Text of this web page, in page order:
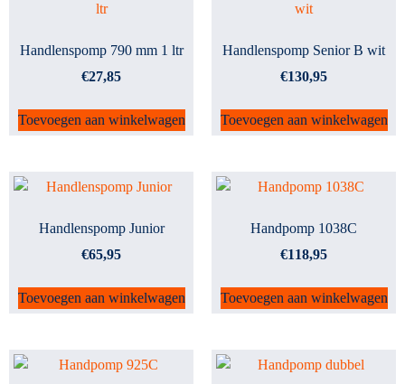
Handlenspomp 790 mm 1 ltr
€27,85
Toevoegen aan winkelwagen
Handlenspomp Senior B wit
€130,95
Toevoegen aan winkelwagen
Handlenspomp Junior
€65,95
Toevoegen aan winkelwagen
Handpomp 1038C
€118,95
Toevoegen aan winkelwagen